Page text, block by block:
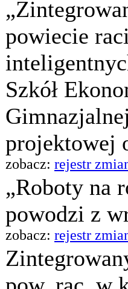
powiecie
Szkół
projektowej
zobacz: rejestr
„Roboty na
powodzi z
zobacz: rejestr